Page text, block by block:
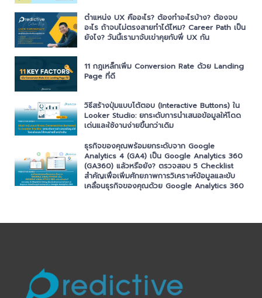
ตำแหน่ง UX คืออะไร? ต้องทำอะไรบ้าง? ต้องจบ
อะไร ถ้าจบไม่ตรงสายทำได้ไหม? Career Path เป็น
ยังไง? วันนี้เรามาจับเข่าคุยกับพี่ UX กัน
11 กฎเหล็กเพิ่ม Conversion Rate ด้วย Landing
Page ที่ดี
วิธีสร้างปุ่มแบบโต้ตอบ (Interactive Buttons) ใน
Looker Studio: ยกระดับการนำเสนอข้อมูลให้โดด
เด่นและใช้งานง่ายขึ้นกว่าเดิม
ธุรกิจของคุณพร้อมยกระดับจาก Google
Analytics 4 (GA4) เป็น Google Analytics 360
(GA360) แล้วหรือยัง? ตรวจสอบ 5 Checklist
สำคัญเพื่อเพิ่มศักยภาพการวิเคราะห์ข้อมูลและขับ
เคลื่อนธุรกิจของคุณด้วย Google Analytics 360